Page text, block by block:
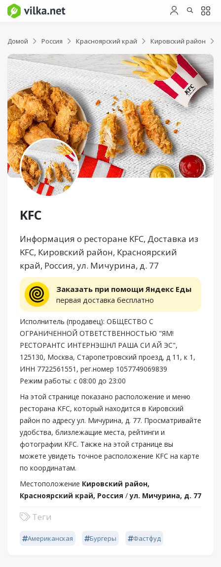
Домой Россия Красноярский край Кировский район
KFC
Информация о ресторане KFC, Доставка из
KFC, Кировский район, Красноярский
край, Россия, ул. Мичурина, д. 77
Заказать при помощи Яндекс Еды
первая доставка бесплатно
Исполнитель (продавец): ОБЩЕСТВО С
ОГРАНИЧЕННОЙ ОТВЕТСТВЕННОСТЬЮ "ЯМ!
РЕСТОРАНТС ИНТЕРНЭШНЛ РАША СИ АЙ ЭС",
125130, Москва, Старопетровский проезд, д 11, к 1,
ИНН 7722561551, рег.номер 1057749069839
Режим работы: с 08:00 до 23:00
На этой странице показано расположение и меню
ресторана KFC, который находится в Кировский
район по адресу ул. Мичурина, д. 77. Просматривайте
удобства, близлежащие места, рейтинги и
фотографии KFC. Также на этой странице вы
можете увидеть точное расположение KFC на карте
по координатам.
Местоположение Кировский район,
Красноярский край, Россия /ул. Мичурина, д. 77
Теги
Американская Бургеры Фастфуд